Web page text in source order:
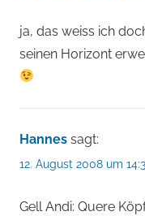
ja, das weiss ich
seinen Horizont
Hannes sagt:
12. August 2008 um
Gell Andi: Quere